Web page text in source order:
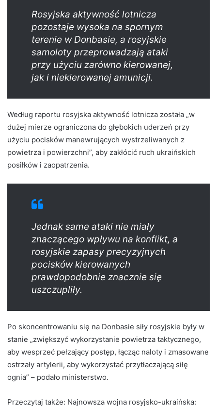
Rosyjska aktywność lotnicza
pozostaje wysoka na spornym
terenie w Donbasie, a rosyjskie
samoloty przeprowadzają ataki
przy użyciu zarówno kierowanej,
jak i niekierowanej amunicji.
Według raportu rosyjska aktywność lotnicza została „w
dużej mierze ograniczona do głębokich uderzeń przy
użyciu pocisków manewrujących wystrzeliwanych z
powietrza i powierzchni”, aby zakłócić ruch ukraińskich
posiłków i zaopatrzenia.
Jednak same ataki nie miały
znaczącego wpływu na konflikt, a
rosyjskie zapasy precyzyjnych
pocisków kierowanych
prawdopodobnie znacznie się
uszczupliły.
Po skoncentrowaniu się na Donbasie siły rosyjskie były w
stanie „zwiększyć wykorzystanie powietrza taktycznego,
aby wesprzeć pełzający postęp, łącząc naloty i zmasowane
ostrzały artylerii, aby wykorzystać przytłaczającą siłę
ognia” – podało ministerstwo.
Przeczytaj także: Najnowsza wojna rosyjsko-ukraińska: